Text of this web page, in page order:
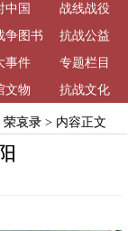
中国
战线战役
争图书
馆
抗战公益
事件
专题栏目
文物 抗战文化
荣哀录> 内容正文